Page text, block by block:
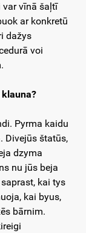
var vīnā šaļtī
ar konkretū
dažys
voi
Pyrma kaidu
Divejūs štatūs,
dzyma
nu jūs beja
kai tys
kai byus,
bārnim.